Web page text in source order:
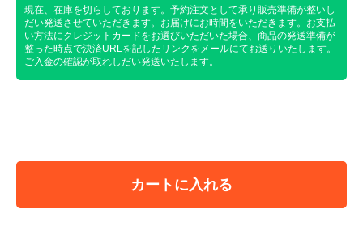
現在、在庫を切らしております。予約注文として承り販売準備が整いし
だい発送させていただきます。お届けにお時間をいただきます。お支払
い方法にクレジットカードをお選びいただいた場合、商品の発送準備が
整った時点で決済URLを記したリンクをメールにてお送りいたします。
ご入金の確認が取れしだい発送いたします。
カートに入れる